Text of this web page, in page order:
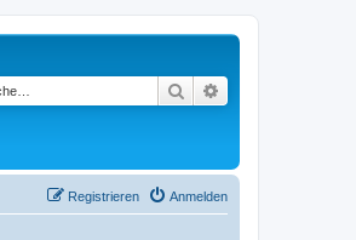
Suche
Anmelden
Registrieren